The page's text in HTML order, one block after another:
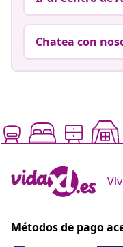
Chatea con
Métodos de pago